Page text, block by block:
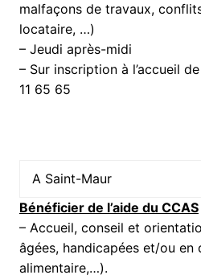
malfaçons de travaux,
locataire, …)
– Jeudi après-midi
– Sur inscription à l’accueil
11 65 65
A Saint-Maur
Bénéficier de l’aide du CCAS
– Accueil, conseil et
âgées, handicapées et/ou
alimentaire,…).